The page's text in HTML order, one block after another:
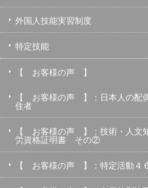
外国人技能実習制度
特定技能
【 お客様の声 】
【 お客様の声 】：日本人の配
住者
【 お客様の声 】：技術・人文
労資格証明書 その②
【 お客様の声 】：特定活動４